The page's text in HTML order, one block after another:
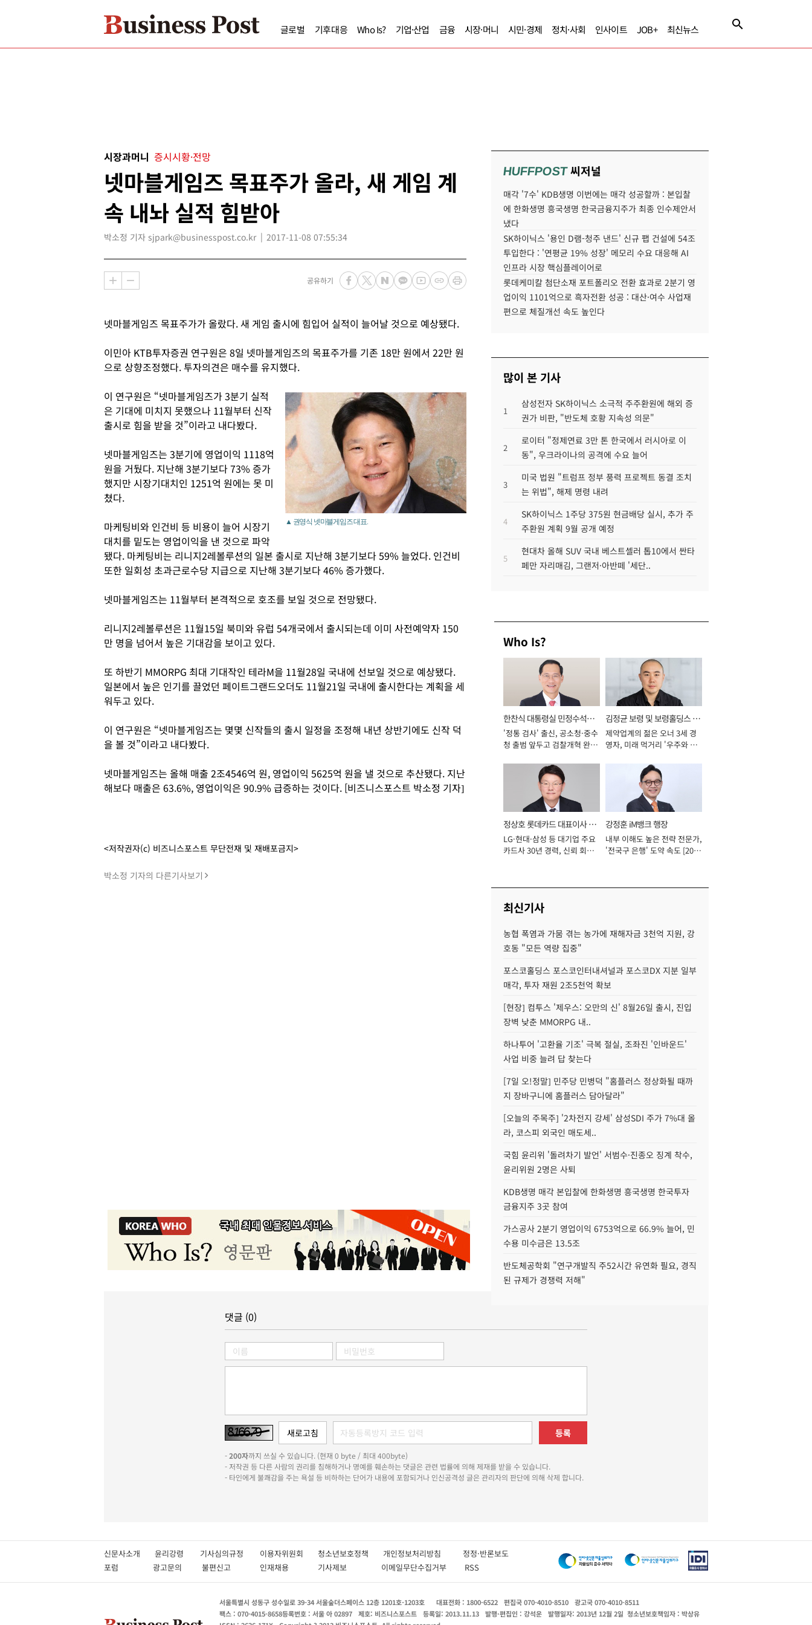
글로벌 기후대응 Who Is? 기업·산업 금융 시장·머니 시민·경제 정치·사회 인사이트 JOB+ 최신뉴스
시장과머니 증시시황·전망
넷마블게임즈 목표주가 올라, 새 게임 계
속 내놔 실적 힘받아
박소정 기자 sjpark@businesspost.co.kr 2017-11-08 07:55:34
공유하기
넷마블게임즈 목표주가가 올랐다. 새 게임 출시에 힘입어 실적이 늘어날 것으로 예상됐다.
이민아 KTB투자증권 연구원은 8일 넷마블게임즈의 목표주가를 기존 18만 원에서 22만 원
으로 상향조정했다. 투자의견은 매수를 유지했다.
▲ 권영식 넷마블게임즈 대표.
이 연구원은 “넷마블게임즈가 3분기 실적
은 기대에 미치지 못했으나 11월부터 신작
출시로 힘을 받을 것”이라고 내다봤다.
넷마블게임즈는 3분기에 영업이익 1118억
원을 거뒀다. 지난해 3분기보다 73% 증가
했지만 시장기대치인 1251억 원에는 못 미
쳤다.
마케팅비와 인건비 등 비용이 늘어 시장기
대치를 밑도는 영업이익을 낸 것으로 파악
됐다. 마케팅비는 리니지2레볼루션의 일본 출시로 지난해 3분기보다 59% 늘었다. 인건비
또한 일회성 초과근로수당 지급으로 지난해 3분기보다 46% 증가했다.
넷마블게임즈는 11월부터 본격적으로 호조를 보일 것으로 전망됐다.
리니지2레볼루션은 11월15일 북미와 유럽 54개국에서 출시되는데 이미 사전예약자 150
만 명을 넘어서 높은 기대감을 보이고 있다.
또 하반기 MMORPG 최대 기대작인 테라M을 11월28일 국내에 선보일 것으로 예상됐다.
일본에서 높은 인기를 끌었던 페이트그랜드오더도 11월21일 국내에 출시한다는 계획을 세
워두고 있다.
이 연구원은 “넷마블게임즈는 몇몇 신작들의 출시 일정을 조정해 내년 상반기에도 신작 덕
을 볼 것”이라고 내다봤다.
넷마블게임즈는 올해 매출 2조4546억 원, 영업이익 5625억 원을 낼 것으로 추산됐다. 지난
해보다 매출은 63.6%, 영업이익은 90.9% 급증하는 것이다. [비즈니스포스트 박소정 기자]
<저작권자(c) 비즈니스포스트 무단전재 및 재배포금지>
박소정 기자의 다른기사보기
HUFFPOST씨저널
매각 '7수' KDB생명 이번에는 매각 성공할까 : 본입찰
에 한화생명 흥국생명 한국금융지주가 최종 인수제안서
냈다
SK하이닉스 '용인 D램-청주 낸드' 신규 팹 건설에 54조
투입한다 : '연평균 19% 성장' 메모리 수요 대응해 AI
인프라 시장 핵심플레이어로
롯데케미칼 첨단소재 포트폴리오 전환 효과로 2분기 영
업이익 1101억으로 흑자전환 성공 : 대산·여수 사업재
편으로 체질개선 속도 높인다
많이 본 기사
1
삼성전자 SK하이닉스 소극적 주주환원에 해외 증
권가 비판, "반도체 호황 지속성 의문"
2
로이터 "정제연료 3만 톤 한국에서 러시아로 이
동", 우크라이나의 공격에 수요 늘어
3
미국 법원 "트럼프 정부 풍력 프로젝트 동결 조치
는 위법", 해제 명령 내려
4
SK하이닉스 1주당 375원 현금배당 실시, 추가 주
주환원 계획 9월 공개 예정
5
현대차 올해 SUV 국내 베스트셀러 톱10에서 싼타
페만 자리매김, 그랜저·아반떼 '세단..
Who Is?
한찬식 대통령실 민정수석비
서관
'정통 검사' 출신, 공소청·중수
청 출범 앞두고 검찰개혁 완수
김정균 보령 및 보령홀딩스 대
표이사 사장
제약업계의 젊은 오너 3세 경
영자, 미래 먹거리 '우주와 헬
정상호 롯데카드 대표이사 사
장
LG·현대·삼성 등 대기업 주요
카드사 30년 경력, 신뢰 회복
강정훈 iM뱅크 행장
내부 이해도 높은 전략 전문가,
'전국구 은행' 도약 속도 [2026
최신기사
농협 폭염과 가뭄 겪는 농가에 재해자금 3천억 지원, 강
호동 "모든 역량 집중"
포스코홀딩스 포스코인터내셔널과 포스코DX 지분 일부
매각, 투자 재원 2조5천억 확보
[현장] 컴투스 '제우스: 오만의 신' 8월26일 출시, 진입
장벽 낮춘 MMORPG 내..
하나투어 '고환율 기조' 극복 절실, 조좌진 '인바운드'
사업 비중 늘려 답 찾는다
[7일 오!정말] 민주당 민병덕 "홈플러스 정상화될 때까
지 장바구니에 홈플러스 담아달라"
[오늘의 주목주] '2차전지 강세' 삼성SDI 주가 7%대 올
라, 코스피 외국인 매도세..
국힘 윤리위 '돌려차기 발언' 서범수·진종오 징계 착수,
윤리위원 2명은 사퇴
KDB생명 매각 본입찰에 한화생명 흥국생명 한국투자
금융지주 3곳 참여
가스공사 2분기 영업이익 6753억으로 66.9% 늘어, 민
수용 미수금은 13.5조
반도체공학회 "연구개발직 주52시간 유연화 필요, 경직
된 규제가 경쟁력 저해"
댓글 (0)
등록
-200자까지 쓰실 수 있습니다. (현재 0 byte / 최대 400byte)
- 저작권 등 다른 사람의 권리를 침해하거나 명예를 훼손하는 댓글은 관련 법률에 의해 제재를 받을 수 있습니다.
- 타인에게 불쾌감을 주는 욕설 등 비하하는 단어가 내용에 포함되거나 인신공격성 글은 관리자의 판단에 의해 삭제 합니다.
신문사소개 윤리강령 기사심의규정 이용자위원회 청소년보호정책 개인정보처리방침 정정·반론보도
포럼
광고문의 불편신고 인재채용 기사제보 이메일무단수집거부 RSS
서울특별시 성동구 성수일로 39-34 서울숲더스페이스 12층 1201호-1203호 대표전화 : 1800-6522 편집국 070-4010-8510
광고국 070-4010-8511
팩스 : 070-4015-8658등록번호 : 서울 아 02897 제호: 비즈니스포스트 등록일: 2013.11.13 발행·편집인 : 강석운 발행일자: 2013년 12월 2일 청소년보호책임자 : 박상유